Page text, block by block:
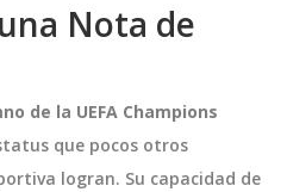
Nota de
de la UEFA Champions
que pocos otros
logran. Su capacidad de